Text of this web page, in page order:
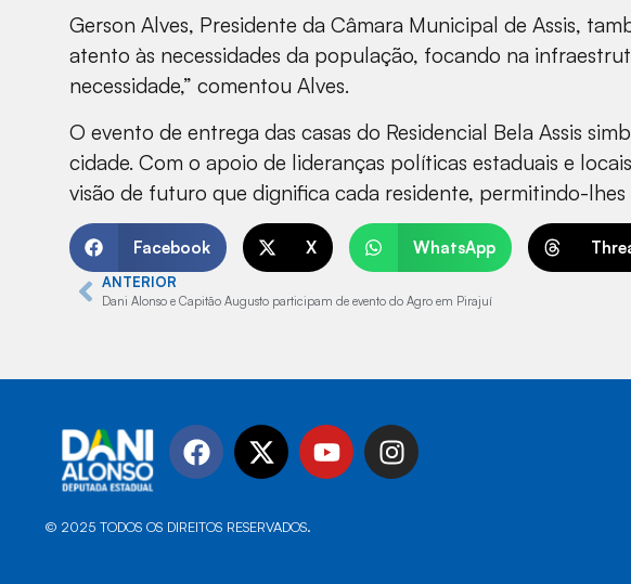
Gerson Alves, Presidente da Câmara Municipal de Assis,
atento às necessidades da população, focando na
necessidade,” comentou Alves.
O evento de entrega das casas do Residencial Bela Assis
cidade. Com o apoio de lideranças políticas estaduais e
visão de futuro que dignifica cada residente, permitindo-
Facebook X WhatsApp
ANTERIOR
Dani Alonso e Capitão Augusto participam de evento do Agro em Pirajuí
© 2025 TODOS OS DIREITOS RESERVADOS.